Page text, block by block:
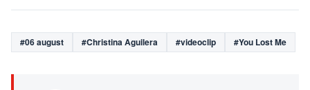
#06 august #Christina Aguilera #videoclip #You Lost Me